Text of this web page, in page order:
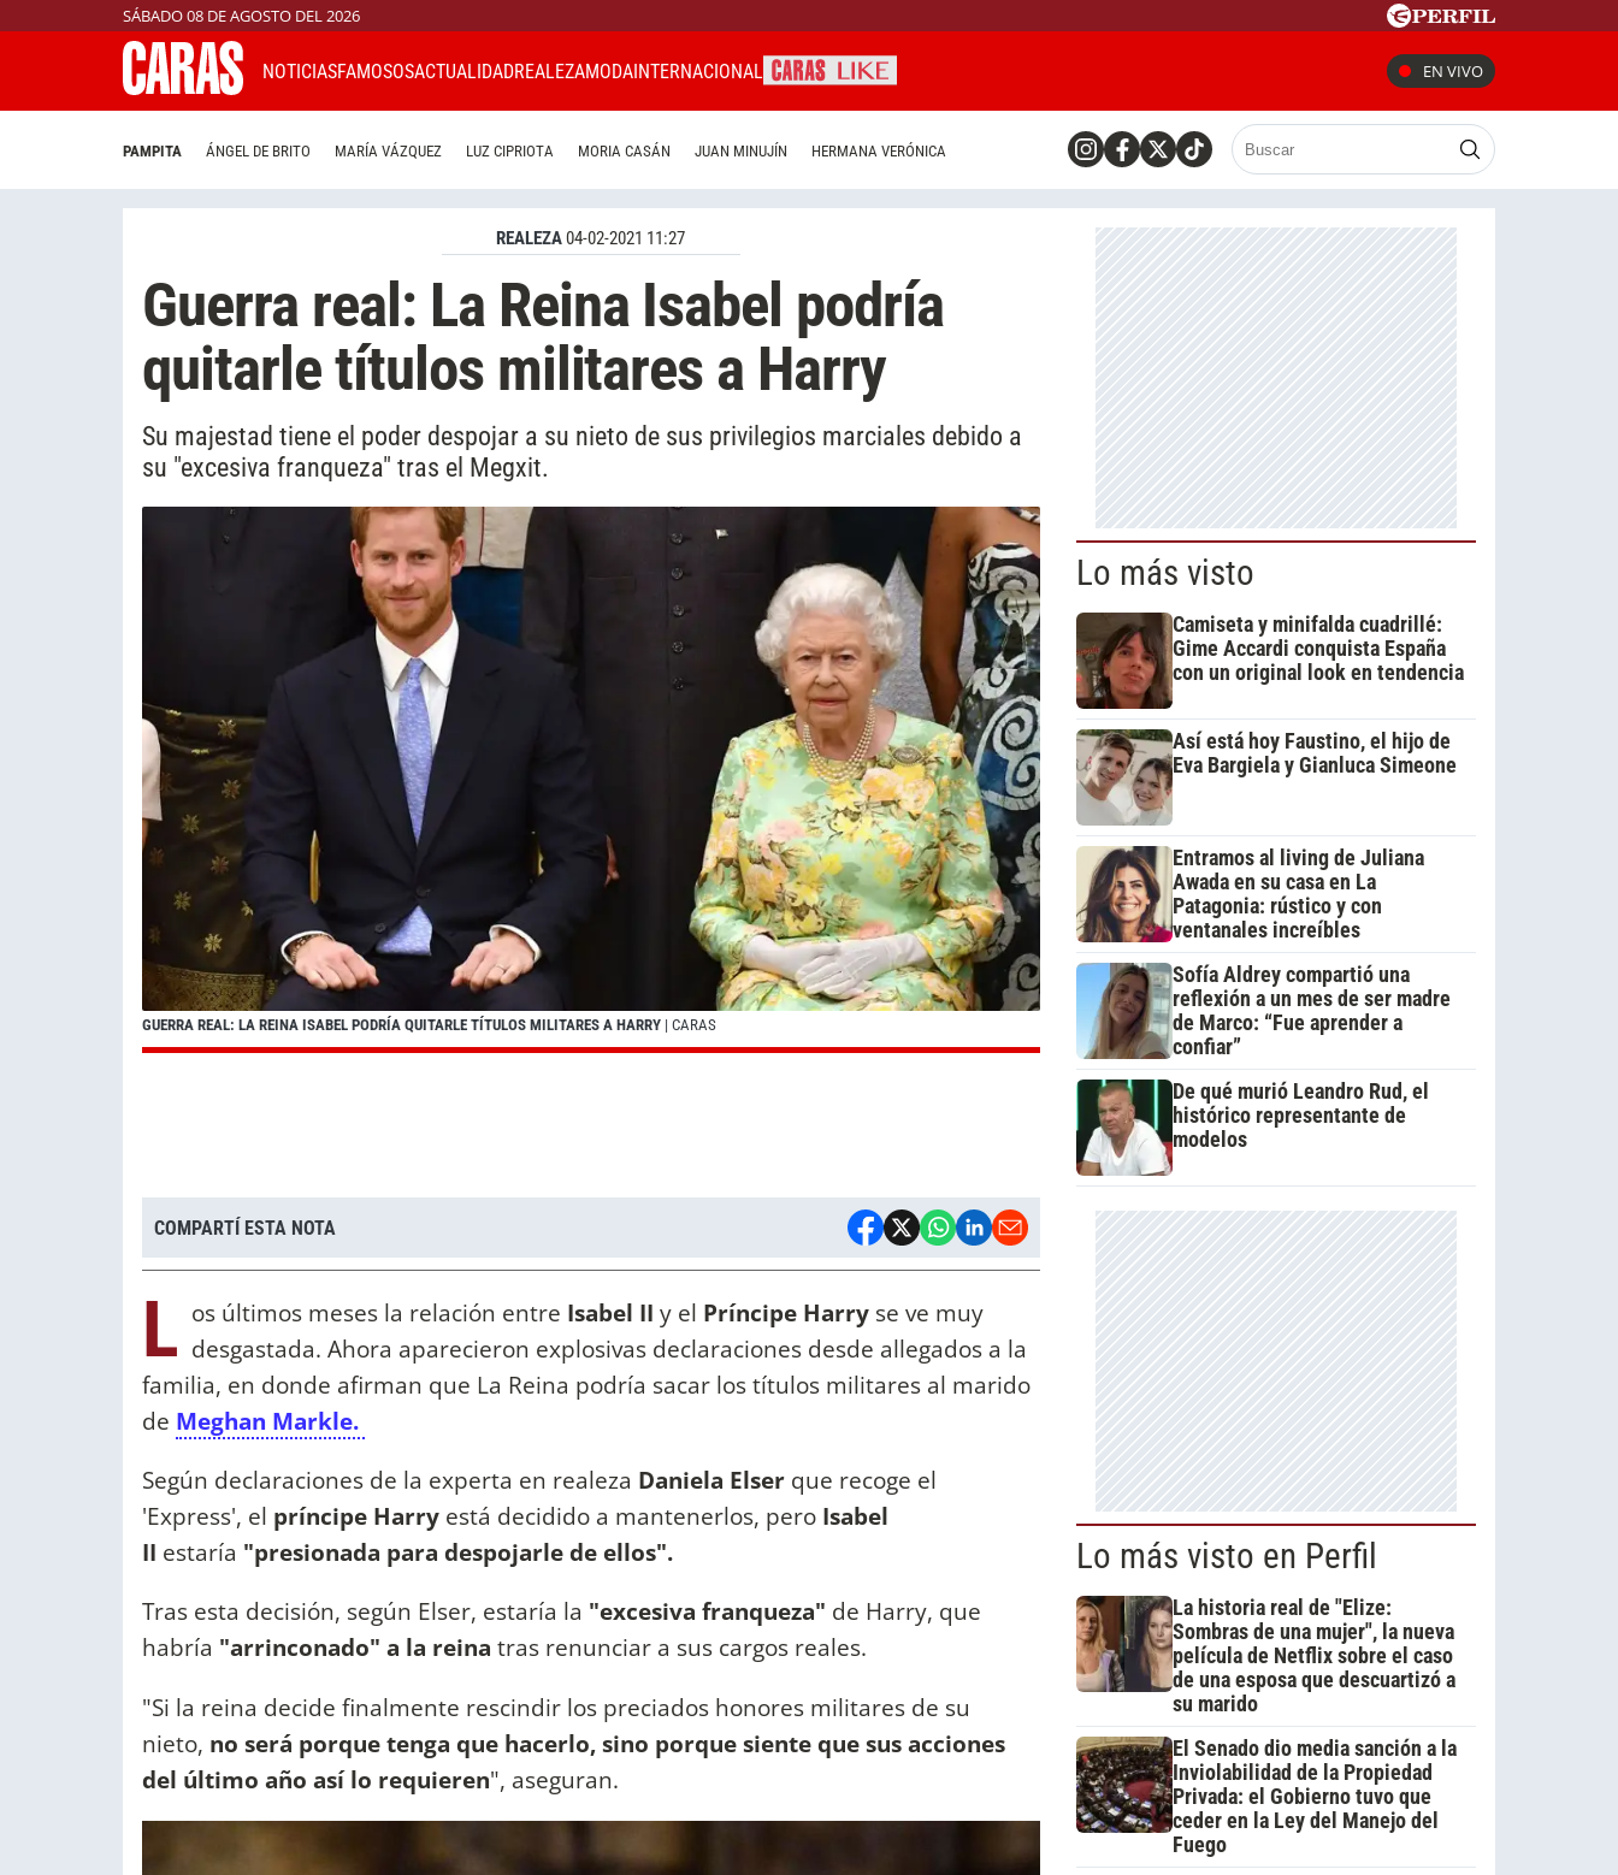
SÁBADO 08 DE AGOSTO DEL 2026
NOTICIASFAMOSOSACTUALIDADREALEZAMODAINTERNACIONAL EN VIVO
PAMPITA ÁNGEL DE BRITO MARÍA VÁZQUEZ LUZ CIPRIOTA MORIA CASÁN JUAN MINUJÍN HERMANA VERÓNICA
REALEZA04-02-2021 11:27
Guerra real: La Reina Isabel podría
quitarle títulos militares a Harry
Su majestad tiene el poder despojar a su nieto de sus privilegios marciales debido a
su "excesiva franqueza" tras el Megxit.
GUERRA REAL: LA REINA ISABEL PODRÍA QUITARLE TÍTULOS MILITARES A HARRY | CARAS
COMPARTÍ ESTA NOTA
L os últimos meses la relación entre Isabel II y el Príncipe Harry se ve muy
desgastada. Ahora aparecieron explosivas declaraciones desde allegados a la
familia, en donde afirman que La Reina podría sacar los títulos militares al marido
de Meghan Markle.
Según declaraciones de la experta en realeza Daniela Elser que recoge el
'Express', el príncipe Harry está decidido a mantenerlos, pero Isabel
II estaría "presionada para despojarle de ellos".
Tras esta decisión, según Elser, estaría la "excesiva franqueza" de Harry, que
habría "arrinconado" a la reina tras renunciar a sus cargos reales.
"Si la reina decide finalmente rescindir los preciados honores militares de su
nieto, no será porque tenga que hacerlo, sino porque siente que sus acciones
del último año así lo requieren", aseguran.
Lo más visto
Camiseta y minifalda cuadrillé:
Gime Accardi conquista España
con un original look en tendencia
Así está hoy Faustino, el hijo de
Eva Bargiela y Gianluca Simeone
Entramos al living de Juliana
Awada en su casa en La
Patagonia: rústico y con
ventanales increíbles
Sofía Aldrey compartió una
reflexión a un mes de ser madre
de Marco: “Fue aprender a
confiar”
De qué murió Leandro Rud, el
histórico representante de
modelos
Lo más visto en Perfil
La historia real de "Elize:
Sombras de una mujer", la nueva
película de Netflix sobre el caso
de una esposa que descuartizó a
su marido
El Senado dio media sanción a la
Inviolabilidad de la Propiedad
Privada: el Gobierno tuvo que
ceder en la Ley del Manejo del
Fuego